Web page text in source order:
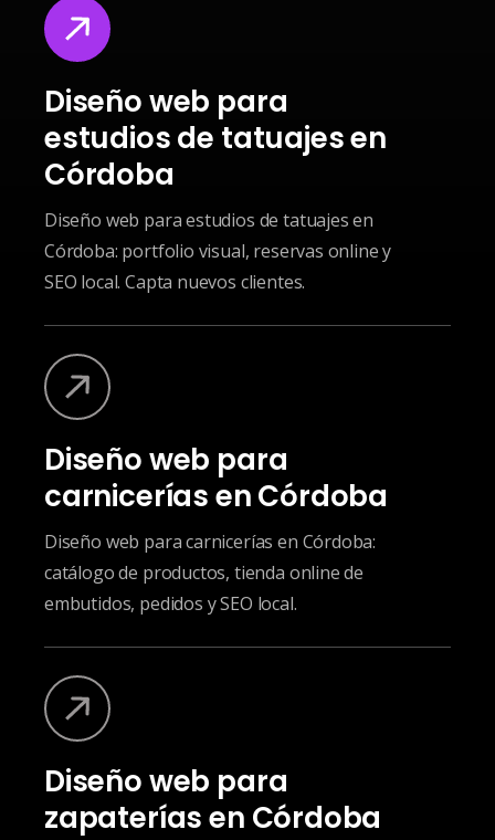
Diseño web para
estudios de tatuajes en
Córdoba
Diseño web para estudios de tatuajes en
Córdoba: portfolio visual, reservas online y
SEO local. Capta nuevos clientes.
Diseño web para
carnicerías en Córdoba
Diseño web para carnicerías en Córdoba:
catálogo de productos, tienda online de
embutidos, pedidos y SEO local.
Diseño web para
zapaterías en Córdoba